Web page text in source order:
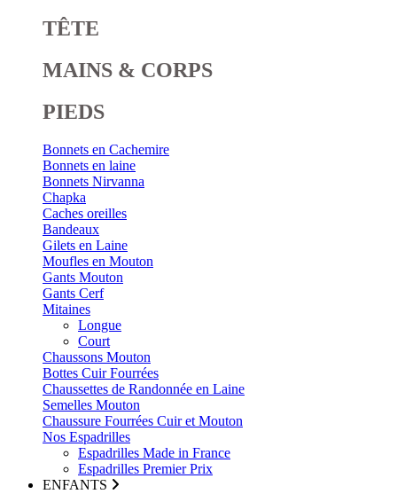
TÊTE
MAINS & CORPS
PIEDS
Bonnets en Cachemire
Bonnets en laine
Bonnets Nirvanna
Chapka
Caches oreilles
Bandeaux
Gilets en Laine
Moufles en Mouton
Gants Mouton
Gants Cerf
Mitaines
Longue
Court
Chaussons Mouton
Bottes Cuir Fourrées
Chaussettes de Randonnée en Laine
Semelles Mouton
Chaussure Fourrées Cuir et Mouton
Nos Espadrilles
Espadrilles Made in France
Espadrilles Premier Prix
ENFANTS